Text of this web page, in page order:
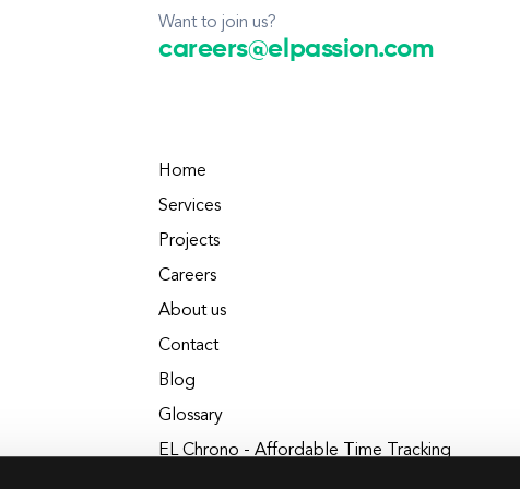
Want to join us?
careers@elpassion.com
Home
Services
Projects
Careers
About us
Contact
Blog
Glossary
EL Chrono - Affordable Time Tracking